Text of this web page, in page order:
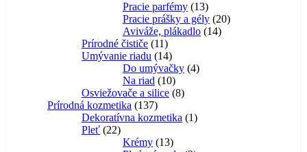
produktov
Pracie parfémy 1313
produktov
Pracie prášky a gély 2020
Aviváže, plákadlo 1414
Prírodné čističe 1111
produktov
Umývanie riadu 1414
produktov
Do umývačky 44
Na riad 1010
produktov
Osviežovače a silice 88
Prírodná kozmetika 137137
produktov
Dekoratívna kozmetika 11
Pleť 2222
produktov
Krémy 1313